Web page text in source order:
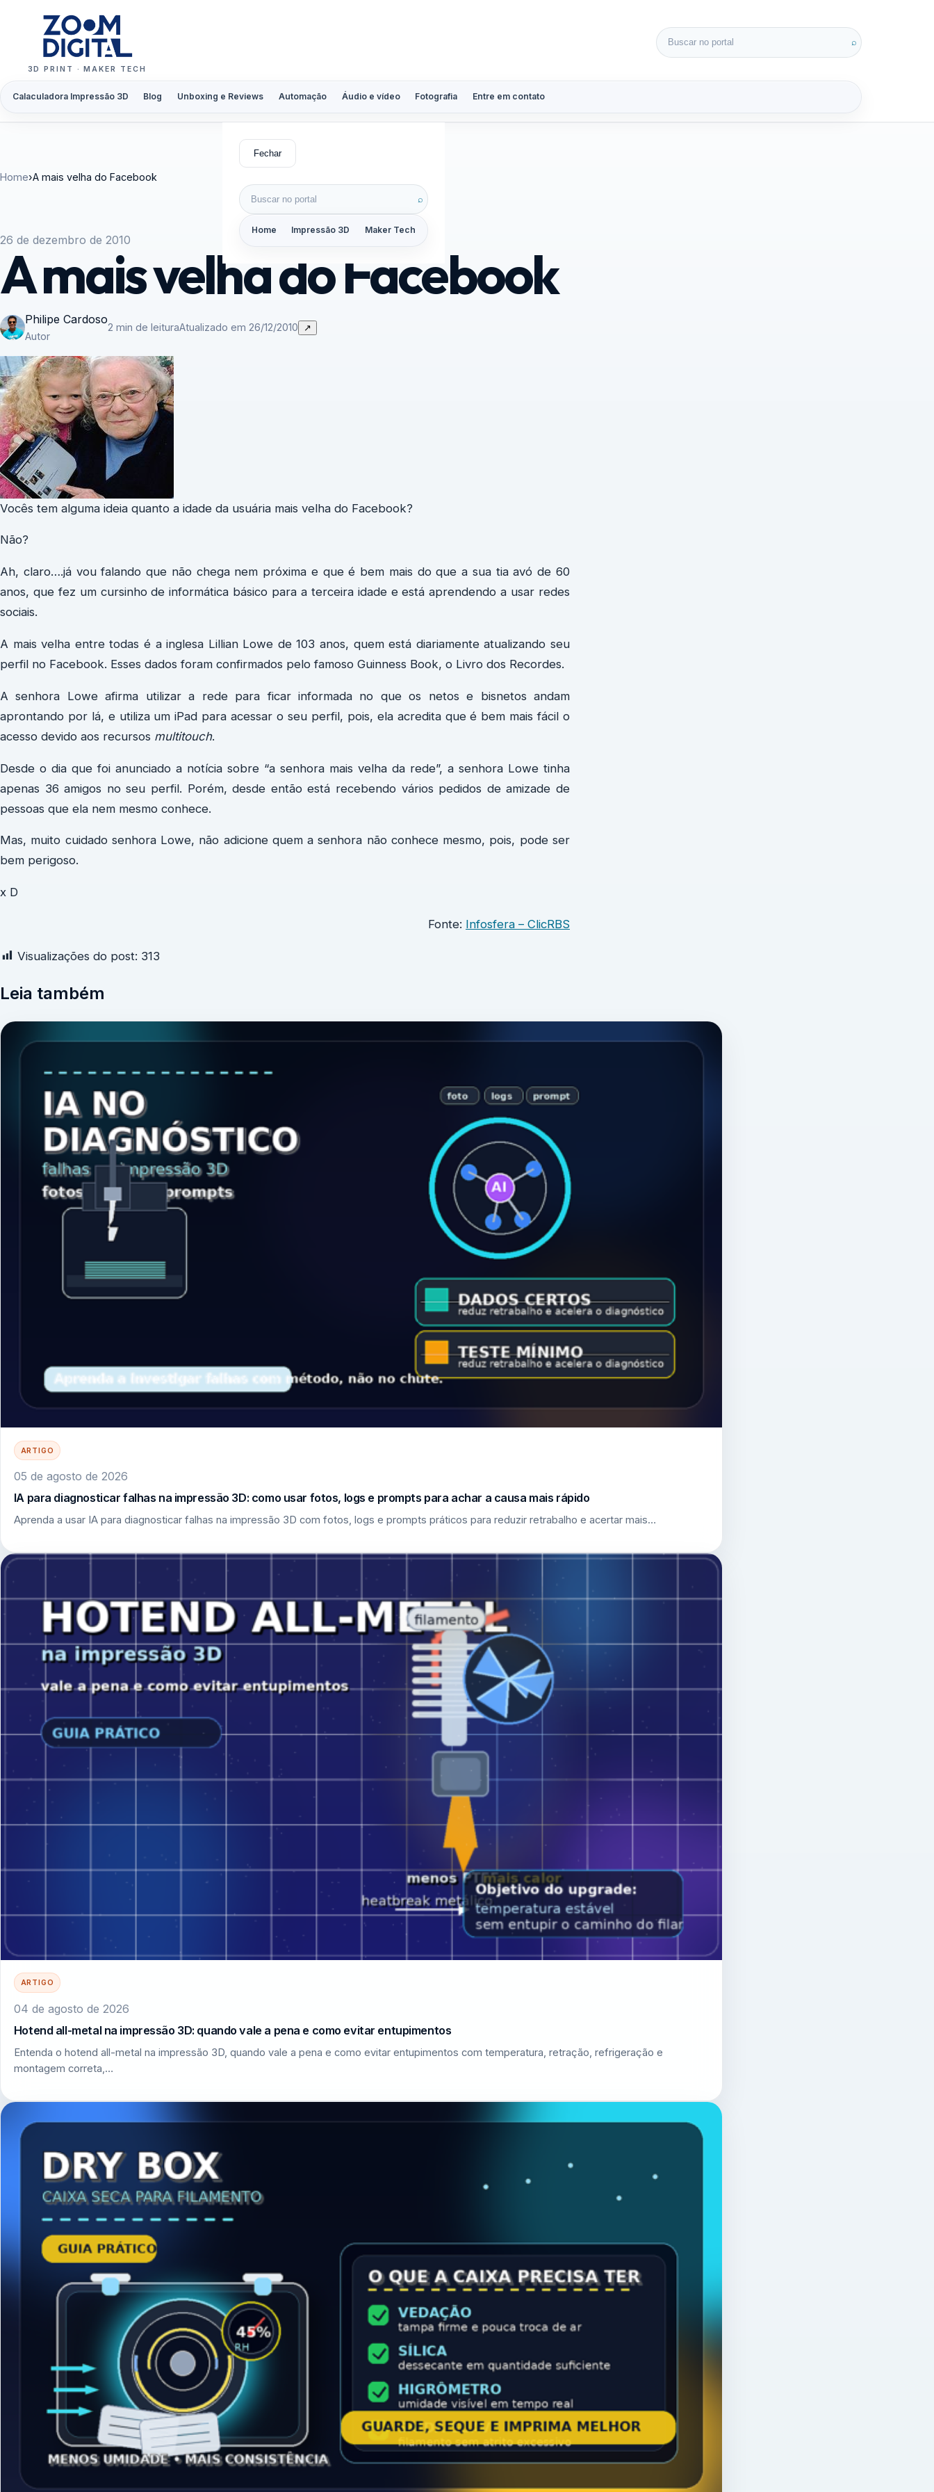
3D PRINT · MAKER TECH
Calaculadora Impressão 3D Blog Unboxing e Reviews Automação Áudio e vídeo Fotografia Entre em contato
Buscar por: ⌕
Fechar
Buscar por: ⌕
Home Impressão 3D Maker Tech
Home›A mais velha do Facebook
26 de dezembro de 2010
A mais velha do Facebook
Philipe Cardoso
Autor
2 min de leituraAtualizado em 26/12/2010 ↗
Vocês tem alguma ideia quanto a idade da usuária mais velha do Facebook?
Não?
Ah, claro….já vou falando que não chega nem próxima e que é bem mais do que a sua tia avó de 60
anos, que fez um cursinho de informática básico para a terceira idade e está aprendendo a usar redes
sociais.
A mais velha entre todas é a inglesa Lillian Lowe de 103 anos, quem está diariamente atualizando seu
perfil no Facebook. Esses dados foram confirmados pelo famoso Guinness Book, o Livro dos Recordes.
A senhora Lowe afirma utilizar a rede para ficar informada no que os netos e bisnetos andam
aprontando por lá, e utiliza um iPad para acessar o seu perfil, pois, ela acredita que é bem mais fácil o
acesso devido aos recursos multitouch.
Desde o dia que foi anunciado a notícia sobre “a senhora mais velha da rede”, a senhora Lowe tinha
apenas 36 amigos no seu perfil. Porém, desde então está recebendo vários pedidos de amizade de
pessoas que ela nem mesmo conhece.
Mas, muito cuidado senhora Lowe, não adicione quem a senhora não conhece mesmo, pois, pode ser
bem perigoso.
x D
Fonte: Infosfera – ClicRBS
Visualizações do post: 313
Leia também
ARTIGO
05 de agosto de 2026
IA para diagnosticar falhas na impressão 3D: como usar fotos, logs e prompts para achar a causa mais rápido
Aprenda a usar IA para diagnosticar falhas na impressão 3D com fotos, logs e prompts práticos para reduzir retrabalho e acertar mais…
ARTIGO
04 de agosto de 2026
Hotend all-metal na impressão 3D: quando vale a pena e como evitar entupimentos
Entenda o hotend all-metal na impressão 3D, quando vale a pena e como evitar entupimentos com temperatura, retração, refrigeração e
montagem correta,…